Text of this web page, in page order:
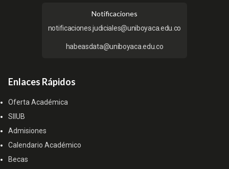
Notificaciones
notificaciones.judiciales@uniboyaca.edu.co
habeasdata@uniboyaca.edu.co
Enlaces Rápidos
Oferta Académica
SIIUB
Admisiones
Calendario Académico
Becas